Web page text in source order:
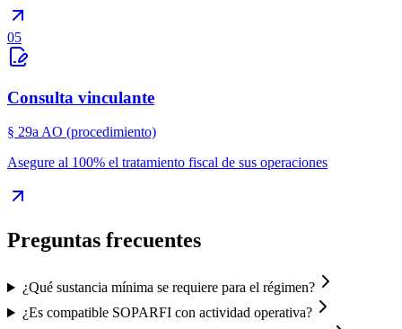
05
Consulta vinculante
§ 29a AO (procedimiento)
Asegure al 100% el tratamiento fiscal de sus operaciones
Preguntas frecuentes
¿Qué sustancia mínima se requiere para el régimen?
¿Es compatible SOPARFI con actividad operativa?